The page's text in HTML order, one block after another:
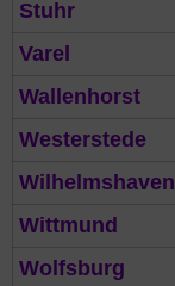
Stuhr
Varel
Wallenhorst
Westerstede
Wilhelmshaven
Wittmund
Wolfsburg